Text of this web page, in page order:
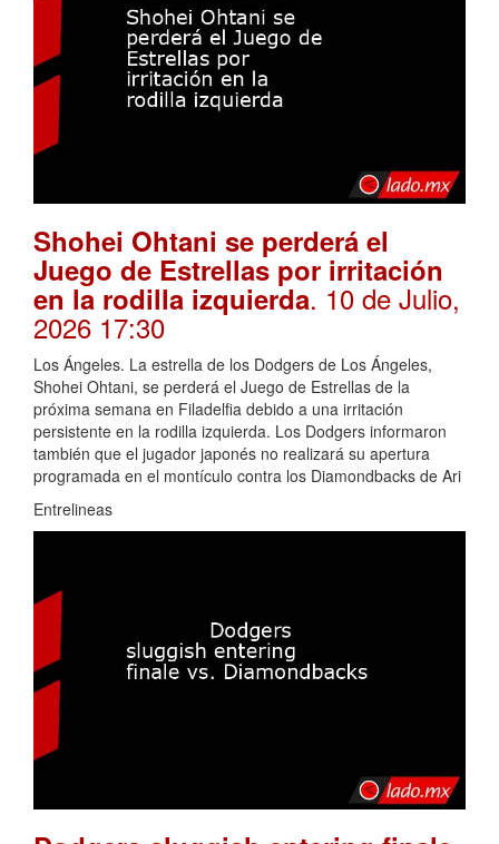
Shohei Ohtani se perderá el
Juego de Estrellas por irritación
en la rodilla izquierda. 10 de Julio,
2026 17:30
Los Ángeles. La estrella de los Dodgers de Los Ángeles,
Shohei Ohtani, se perderá el Juego de Estrellas de la
próxima semana en Filadelfia debido a una irritación
persistente en la rodilla izquierda. Los Dodgers informaron
también que el jugador japonés no realizará su apertura
programada en el montículo contra los Diamondbacks de Ari
Entrelineas